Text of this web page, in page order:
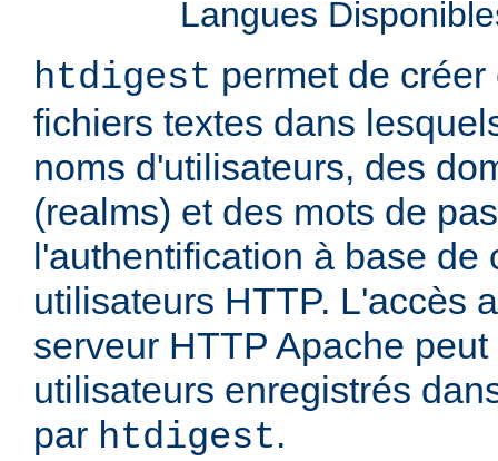
Langues
htdigest permet de
fichiers textes dans
noms d'utilisateurs, des
(realms) et des mots de
l'authentification à base de
utilisateurs HTTP. L'accès
serveur HTTP Apache
utilisateurs enregistrés
par htdigest.